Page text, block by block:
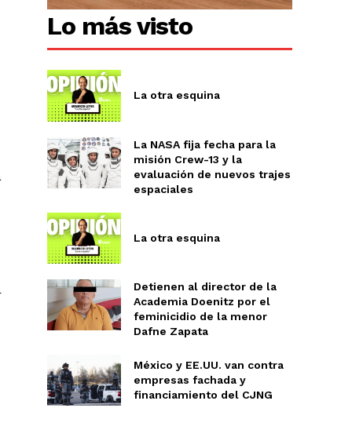
Veracruz
Sonora
Nuevo León
Lo más visto
La otra esquina
La NASA fija fecha para la
misión Crew-13 y la
evaluación de nuevos trajes
espaciales
La otra esquina
Detienen al director de la
Academia Doenitz por el
feminicidio de la menor
Dafne Zapata
México y EE.UU. van contra
empresas fachada y
financiamiento del CJNG